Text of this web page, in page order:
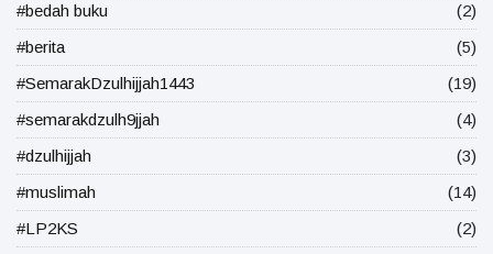
#bedah buku
(2)
#berita
(5)
#SemarakDzulhijjah1443
(19)
#semarakdzulh9jjah
(4)
#dzulhijjah
(3)
#muslimah
(14)
#LP2KS
(2)